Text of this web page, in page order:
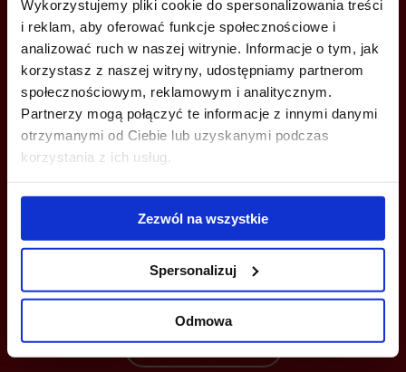
Wykorzystujemy pliki cookie do spersonalizowania treści
i reklam, aby oferować funkcje społecznościowe i
analizować ruch w naszej witrynie. Informacje o tym, jak
korzystasz z naszej witryny, udostępniamy partnerom
społecznościowym, reklamowym i analitycznym.
Partnerzy mogą połączyć te informacje z innymi danymi
otrzymanymi od Ciebie lub uzyskanymi podczas
korzystania z ich usług.
Zezwól na wszystkie
Spersonalizuj
Odmowa
+48 12 294 94 30
krakow@bazabiur.pl
MOŻESZ TEŻ ZOSTAWIĆ SWÓJ NUMER, A MY SKONTAKTUJEMY SIĘ
Wyślij